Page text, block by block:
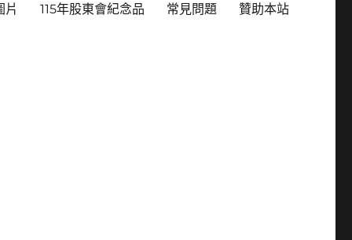
片 115年股東會紀念品 常見問題 贊助本站